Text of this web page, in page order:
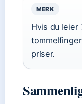
MERK
Hvis du leier
priser.